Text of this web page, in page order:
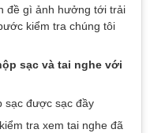
đề gì ảnh hưởng tới trải
kiểm tra chúng tôi
sạc và tai nghe với
sạc được sạc đầy
tra xem tai nghe đã